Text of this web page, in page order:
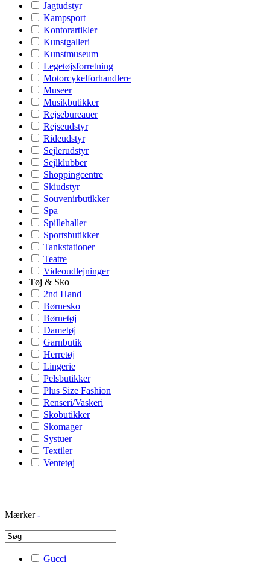
Jagtudstyr
Kampsport
Kontorartikler
Kunstgalleri
Kunstmuseum
Legetøjsforretning
Motorcykelforhandlere
Museer
Musikbutikker
Rejsebureauer
Rejseudstyr
Rideudstyr
Sejlerudstyr
Sejlklubber
Shoppingcentre
Skiudstyr
Souvenirbutikker
Spa
Spillehaller
Sportsbutikker
Tankstationer
Teatre
Videoudlejninger
Tøj & Sko
2nd Hand
Børnesko
Børnetøj
Dametøj
Garnbutik
Herretøj
Lingerie
Pelsbutikker
Plus Size Fashion
Renseri/Vaskeri
Skobutikker
Skomager
Systuer
Textiler
Ventetøj
Mærker -
Gucci